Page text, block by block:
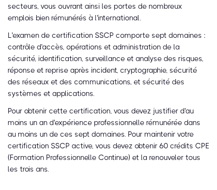
secteurs, vous ouvrant ainsi les portes de nombreux
emplois bien rémunérés à l'international.
L'examen de certification SSCP comporte sept domaines :
contrôle d'accès, opérations et administration de la
sécurité, identification, surveillance et analyse des risques,
réponse et reprise après incident, cryptographie, sécurité
des réseaux et des communications, et sécurité des
systèmes et applications.
Pour obtenir cette certification, vous devez justifier d'au
moins un an d'expérience professionnelle rémunérée dans
au moins un de ces sept domaines. Pour maintenir votre
certification SSCP active, vous devez obtenir 60 crédits CPE
(Formation Professionnelle Continue) et la renouveler tous
les trois ans.